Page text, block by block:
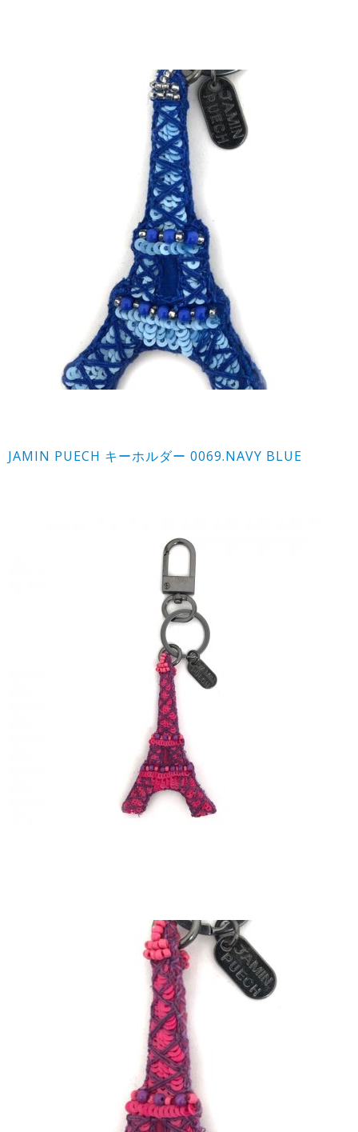
JAMIN PUECH キーホルダー 0069.NAVY BLUE